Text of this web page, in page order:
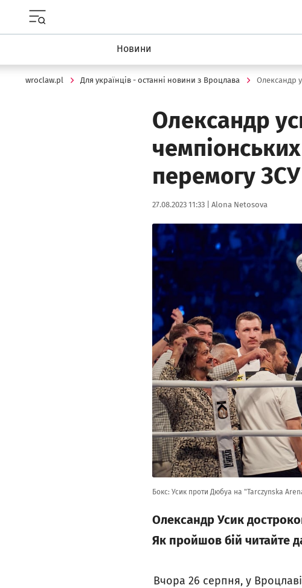
Новини
wroclaw.pl Для українців - останні новини з Вроцлава
Олександр
перемогу ЗСУ
Data publikacji:
27.08.2023 11:33 | Autor:
Alona Netosova
Kliknij, aby powiększyć
Бокс: Усик проти Дюбуа на "Tarczynska
Олександр Усик
Як пройшов бій читайте
Вчора 26 серпня, у